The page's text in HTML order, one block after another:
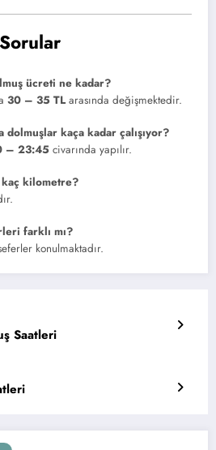
ücreti ne kadar?
30 – 35 TL arasında değişmektedir.
dolmuşlar kaça kadar çalışıyor?
– 23:45 civarında yapılır.
kaç kilometre?
farklı mı?
konulmaktadır.
Saatleri